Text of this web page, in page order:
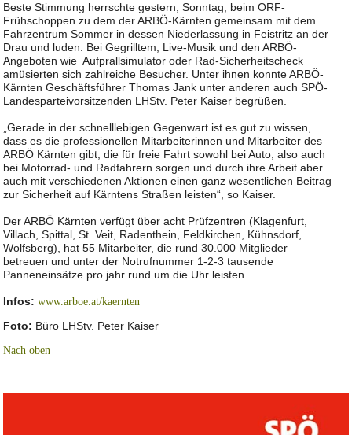
Beste Stimmung herrschte gestern, Sonntag, beim ORF-
Frühschoppen zu dem der ARBÖ-Kärnten gemeinsam mit dem
Fahrzentrum Sommer in dessen Niederlassung in Feistritz an der
Drau und luden. Bei Gegrilltem, Live-Musik und den ARBÖ-
Angeboten wie Aufprallsimulator oder Rad-Sicherheitscheck
amüsierten sich zahlreiche Besucher. Unter ihnen konnte ARBÖ-
Kärnten Geschäftsführer Thomas Jank unter anderen auch SPÖ-
Landesparteivorsitzenden LHStv. Peter Kaiser begrüßen.
„Gerade in der schnelllebigen Gegenwart ist es gut zu wissen,
dass es die professionellen Mitarbeiterinnen und Mitarbeiter des
ARBÖ Kärnten gibt, die für freie Fahrt sowohl bei Auto, also auch
bei Motorrad- und Radfahrern sorgen und durch ihre Arbeit aber
auch mit verschiedenen Aktionen einen ganz wesentlichen Beitrag
zur Sicherheit auf Kärntens Straßen leisten“, so Kaiser.
Der ARBÖ Kärnten verfügt über acht Prüfzentren (Klagenfurt,
Villach, Spittal, St. Veit, Radenthein, Feldkirchen, Kühnsdorf,
Wolfsberg), hat 55 Mitarbeiter, die rund 30.000 Mitglieder
betreuen und unter der Notrufnummer 1-2-3 tausende
Panneneinsätze pro jahr rund um die Uhr leisten.
Infos:www.arboe.at/kaernten
Foto: Büro LHStv. Peter Kaiser
Nach oben